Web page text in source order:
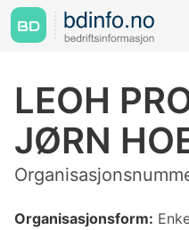
LEOH
JØRN
Organisasjonsform: